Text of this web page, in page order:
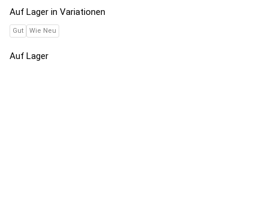
Auf Lager in Variationen
Gut Wie Neu
Auf Lager